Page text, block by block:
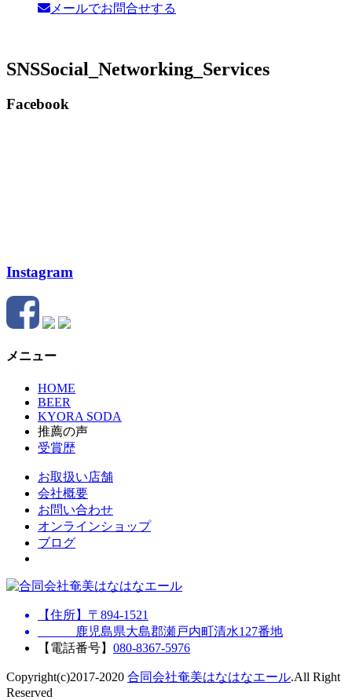
メールでお問合せする
SNSSocial_Networking_Services
Facebook
Instagram
メニュー
HOME
BEER
KYORA SODA
推薦の声
受賞歴
お取扱い店舗
会社概要
お問い合わせ
オンラインショップ
ブログ
【住所】〒894-1521
鹿児島県大島郡瀬戸内町清水127番地
【電話番号】 080-8367-5976
Copyright(c)2017-2020 合同会社奄美はなはなエール.All Right
Reserved